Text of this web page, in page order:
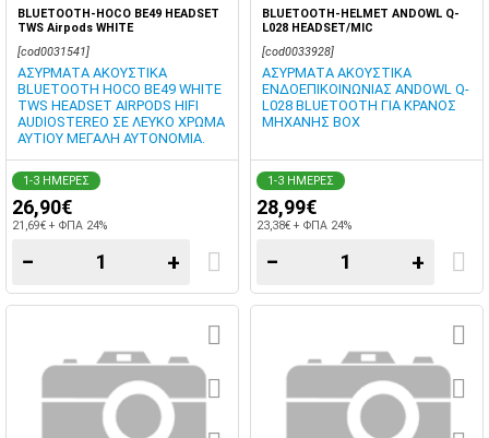
BLUETOOTH-HOCO BE49 HEADSET
TWS Airpods WHITE
[cod0031541]
ΑΣΥΡΜΑΤΑ ΑΚΟΥΣΤΙΚΑ
BLUETOOTH HOCO BE49 WHITE
TWS HEADSET AIRPODS HIFI
AUDIOSTEREO ΣΕ ΛΕΥΚΟ ΧΡΩΜΑ
ΑΥΤΙΟΥ ΜΕΓΑΛΗ ΑΥΤΟΝΟΜΙΑ.
1-3 ΗΜΕΡΕΣ
26,90€
21,69€ + ΦΠΑ 24%
− +
BLUETOOTH-HELMET ANDOWL Q-
L028 HEADSET/MIC
[cod0033928]
ΑΣΥΡΜΑΤΑ ΑΚΟΥΣΤΙΚΑ
ΕΝΔΟΕΠΙΚΟΙΝΩΝΙΑΣ ANDOWL Q-
L028 BLUETOOTH ΓΙΑ ΚΡΑΝΟΣ
ΜΗΧΑΝΗΣ BOX
1-3 ΗΜΕΡΕΣ
28,99€
23,38€ + ΦΠΑ 24%
− +